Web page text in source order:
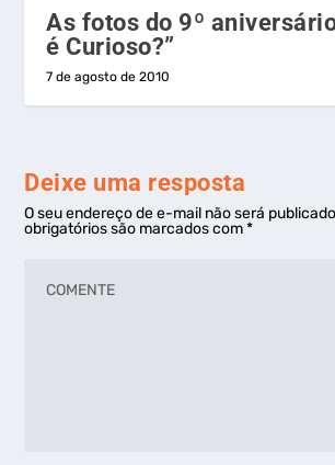
As fotos do 9º
é Curioso?”
7 de agosto de 2010
Deixe uma resposta
O seu endereço de e-mail não será
obrigatórios são marcados com*